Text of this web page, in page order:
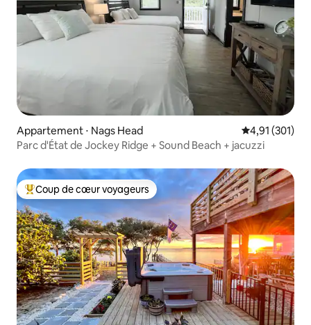
Appartement ⋅ Nags Head Évaluation
4,91 (301)
Parc d'État de Jockey Ridge + Sound Beach + jacuzzi
Coups de cœur voyageurs les plus appréciés
Coup de cœur voyageurs